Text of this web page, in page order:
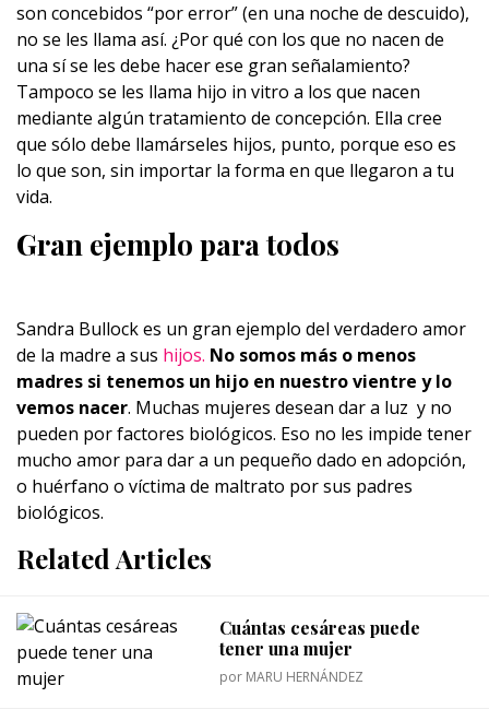
son concebidos “por error” (en una noche de descuido),
no se les llama así. ¿Por qué con los que no nacen de
una sí se les debe hacer ese gran señalamiento?
Tampoco se les llama hijo in vitro a los que nacen
mediante algún tratamiento de concepción. Ella cree
que sólo debe llamárseles hijos, punto, porque eso es
lo que son, sin importar la forma en que llegaron a tu
vida.
Gran ejemplo para todos
Sandra Bullock es un gran ejemplo del verdadero amor
de la madre a sus hijos. No somos más o menos
madres si tenemos un hijo en nuestro vientre y lo
vemos nacer. Muchas mujeres desean dar a luz y no
pueden por factores biológicos. Eso no les impide tener
mucho amor para dar a un pequeño dado en adopción,
o huérfano o víctima de maltrato por sus padres
biológicos.
Related Articles
Cuántas cesáreas puede
tener una mujer
por MARU HERNÁNDEZ